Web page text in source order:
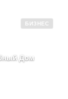
БИЗНЕС
Дом